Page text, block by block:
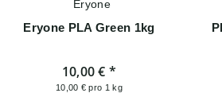
Eryone PLA Green 1kg
10,00 €*
10,00 € pro 1 kg